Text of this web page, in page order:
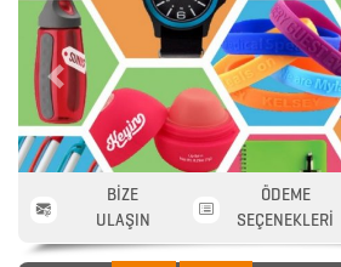
2026
PROMOSYON
AJANDA
2026
PROMOSYON
TAKVİM
Previous
BİZE
ULAŞIN
ÖDEME
SEÇENEKLERİ